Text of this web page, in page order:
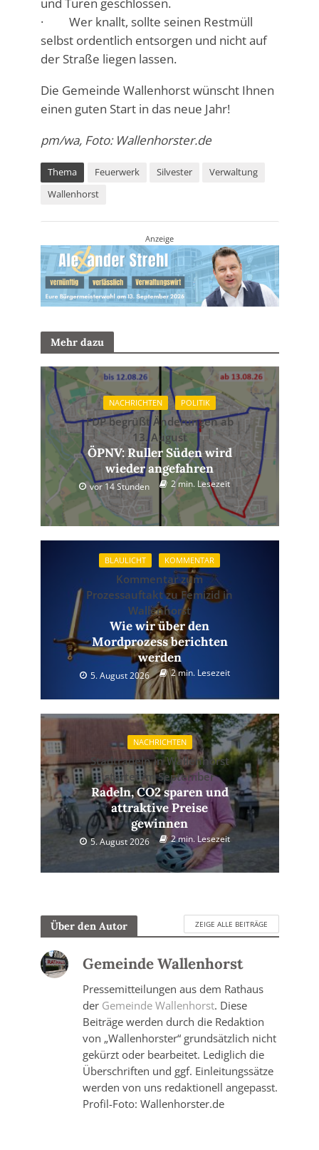
und Türen geschlossen.
· Wer knallt, sollte seinen Restmüll
selbst ordentlich entsorgen und nicht auf
der Straße liegen lassen.
Die Gemeinde Wallenhorst wünscht Ihnen
einen guten Start in das neue Jahr!
pm/wa, Foto: Wallenhorster.de
Thema Feuerwerk Silvester
Verwaltung
Wallenhorst
Anzeige
Mehr dazu
NACHRICHTEN POLITIK
FDP begrüßt Änderungen ab
13. August
ÖPNV: Ruller Süden wird
wieder angefahren
vor 14 Stunden 2 min. Lesezeit
BLAULICHT KOMMENTAR
Kommentar zum
Prozessauftakt zu Femizid in
Wallenhorst
Wie wir über den
Mordprozess berichten
werden
5. August 2026 2 min. Lesezeit
NACHRICHTEN
Stadtradeln in Wallenhorst
startet im September
Radeln, CO2 sparen und
attraktive Preise
gewinnen
5. August 2026 2 min. Lesezeit
Über den Autor ZEIGE ALLE BEITRÄGE
Gemeinde Wallenhorst
Pressemitteilungen aus dem Rathaus
der Gemeinde Wallenhorst. Diese
Beiträge werden durch die Redaktion
von „Wallenhorster“ grundsätzlich nicht
gekürzt oder bearbeitet. Lediglich die
Überschriften und ggf. Einleitungssätze
werden von uns redaktionell angepasst.
Profil-Foto: Wallenhorster.de